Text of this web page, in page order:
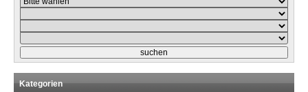
Kategorien